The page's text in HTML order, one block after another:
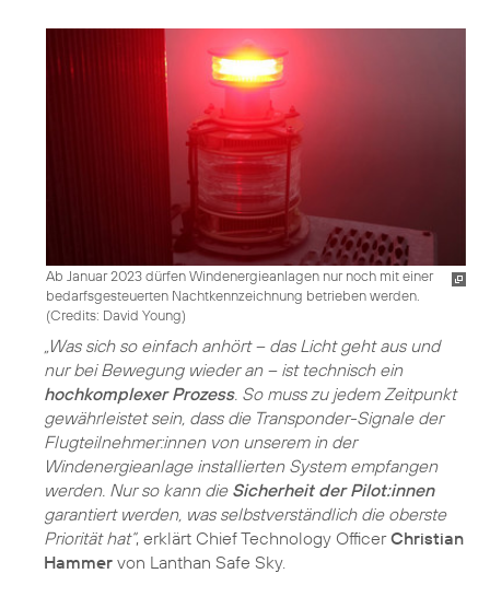
Ab Januar 2023 dürfen Windenergieanlagen nur noch mit einer
bedarfsgesteuerten Nachtkennzeichnung betrieben werden.
(Credits: David Young)
„Was sich so einfach anhört – das Licht geht aus und
nur bei Bewegung wieder an – ist technisch ein
hochkomplexer Prozess. So muss zu jedem Zeitpunkt
gewährleistet sein, dass die Transponder-Signale der
Flugteilnehmer:innen von unserem in der
Windenergieanlage installierten System empfangen
werden. Nur so kann die Sicherheit der Pilot:innen
garantiert werden, was selbstverständlich die oberste
Priorität hat“, erklärt Chief Technology OfficerChristian
Hammer von Lanthan Safe Sky.